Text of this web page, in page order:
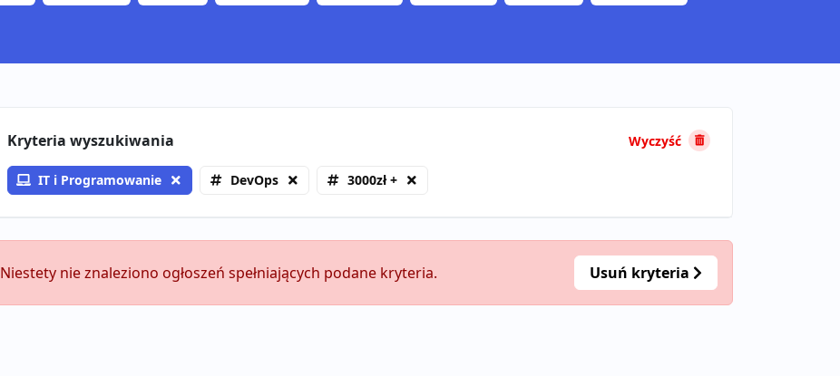
Kryteria wyszukiwania Wyczyść
IT i Programowanie DevOps 3000zł +
Niestety nie znaleziono ogłoszeń spełniających podane kryteria. Usuń kryteria